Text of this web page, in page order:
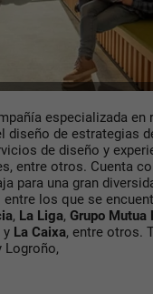
especializada en
diseño de estrategias
de diseño y
entre otros. Cuenta
para una gran
los que se
, La Liga, Grupo Mutua
y La Caixa, entre otros.
Logroño,